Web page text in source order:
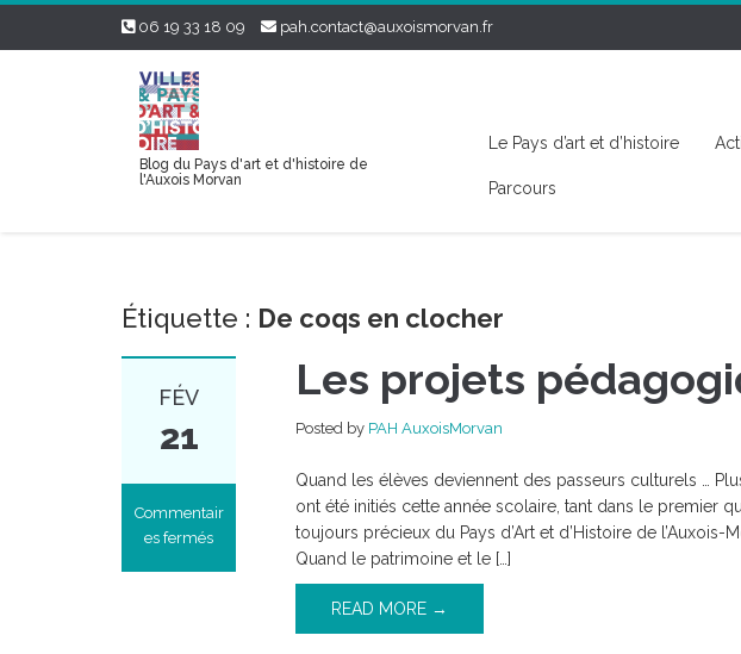
06 19 33 18 09 pah.contact@auxoismorvan.fr
Blog du Pays d'art et d'histoire de
l'Auxois Morvan
Le Pays d’art et d’histoire
Parcours
Étiquette : De coqs en clocher
FÉV
21
Commentair
es fermés
Les projets
Posted by PAH AuxoisMorvan
Quand les élèves deviennent des passeurs culturels …
ont été initiés cette année scolaire, tant dans le premier
toujours précieux du Pays d’Art et d’Histoire de
Quand le patrimoine et le […]
READ MORE →